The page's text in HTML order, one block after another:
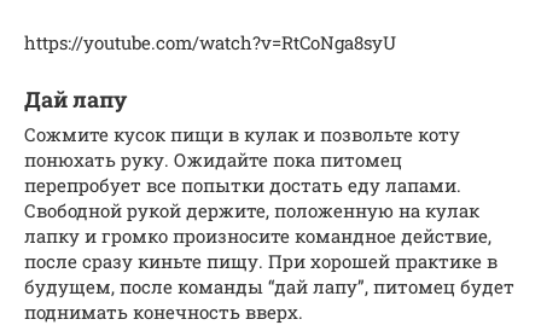
https://youtube.com/watch?v=RtCoNga8syU
Дай лапу
Сожмите кусок пищи в кулак и позвольте коту
понюхать руку. Ожидайте пока питомец
перепробует все попытки достать еду лапами.
Свободной рукой держите, положенную на кулак
лапку и громко произносите командное действие,
после сразу киньте пищу. При хорошей практике в
будущем, после команды “дай лапу”, питомец будет
поднимать конечность вверх.